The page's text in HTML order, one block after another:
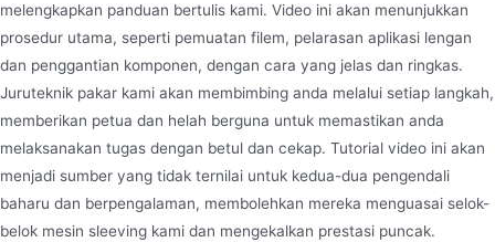
melengkapkan panduan bertulis kami. Video ini akan menunjukkan
prosedur utama, seperti pemuatan filem, pelarasan aplikasi lengan
dan penggantian komponen, dengan cara yang jelas dan ringkas.
Juruteknik pakar kami akan membimbing anda melalui setiap langkah,
memberikan petua dan helah berguna untuk memastikan anda
melaksanakan tugas dengan betul dan cekap. Tutorial video ini akan
menjadi sumber yang tidak ternilai untuk kedua-dua pengendali
baharu dan berpengalaman, membolehkan mereka menguasai selok-
belok mesin sleeving kami dan mengekalkan prestasi puncak.